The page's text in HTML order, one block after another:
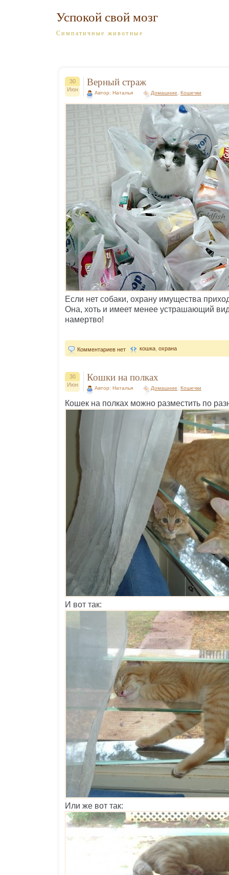
Успокой свой мозг
Симпатичные животные
30
Июн
Верный страж
Автор: Наталья Домашние Кошечки
Если нет собаки, охрану имущества
Она, хоть и имеет менее устрашающий
намертво!
Комментариев нет кошка охрана
30
Июн
Кошки на полках
Автор: Наталья Домашние Кошечки
Кошек на полках можно разместить по
И вот так:
Или же вот так: